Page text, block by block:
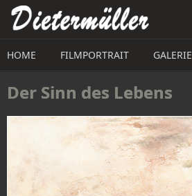
Direkt zum Inhalt
HOME FILMPORTRAIT GALERIE
Der Sinn des Lebens